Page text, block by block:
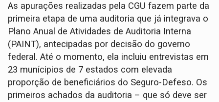
As apurações realizadas pela CGU fazem parte da
primeira etapa de uma auditoria que já integrava o
Plano Anual de Atividades de Auditoria Interna
(PAINT), antecipadas por decisão do governo
federal. Até o momento, ela incluiu entrevistas em
23 munícipios de 7 estados com elevada
proporção de beneficiários do Seguro-Defeso. Os
primeiros achados da auditoria – que só deve ser